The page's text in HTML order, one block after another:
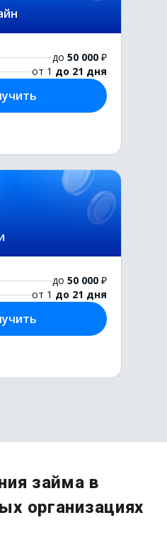
до 50 000 ₽
от 1 до 21 дня
до 50 000 ₽
от 1 до 21 дня
до50 000₽
от 1 до 21 дня
займа в
организациях